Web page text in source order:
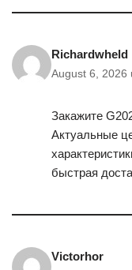
Richardwheld
August 6, 2026
Закажите
Актуальные
быстрая
Victorhor